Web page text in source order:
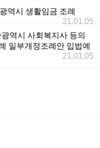
역시 생활임금 조례
21.01.05
역시 사회복지사 등의
일부개정조례안 입법예
21.01.05